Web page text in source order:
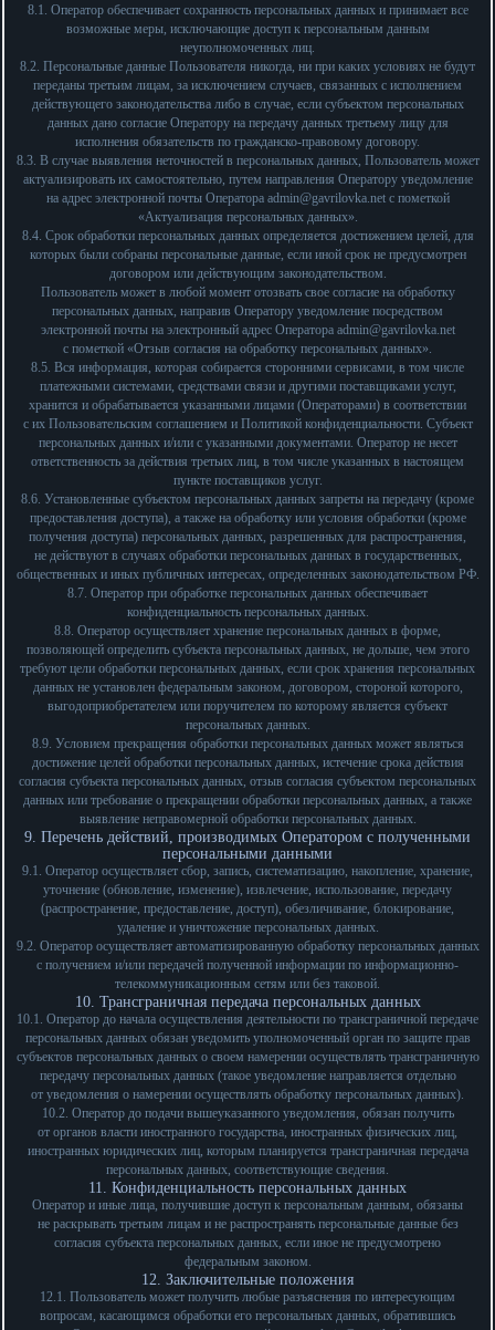
8.1. Оператор обеспечивает сохранность персональных данных и принимает все
возможные меры, исключающие доступ к персональным данным
неуполномоченных лиц.
8.2. Персональные данные Пользователя никогда, ни при каких условиях не будут
переданы третьим лицам, за исключением случаев, связанных с исполнением
действующего законодательства либо в случае, если субъектом персональных
данных дано согласие Оператору на передачу данных третьему лицу для
исполнения обязательств по гражданско-правовому договору.
8.3. В случае выявления неточностей в персональных данных, Пользователь может
актуализировать их самостоятельно, путем направления Оператору уведомление
на адрес электронной почты Оператора admin@gavrilovka.netс пометкой
«Актуализация персональных данных».
8.4. Срок обработки персональных данных определяется достижением целей, для
которых были собраны персональные данные, если иной срок не предусмотрен
договором или действующим законодательством.
Пользователь может в любой момент отозвать свое согласие на обработку
персональных данных, направив Оператору уведомление посредством
электронной почты на электронный адрес Оператора admin@gavrilovka.net
с пометкой «Отзыв согласия на обработку персональных данных».
8.5. Вся информация, которая собирается сторонними сервисами, в том числе
платежными системами, средствами связи и другими поставщиками услуг,
хранится и обрабатывается указанными лицами (Операторами) в соответствии
с их Пользовательским соглашением и Политикой конфиденциальности. Субъект
персональных данных и/или с указанными документами. Оператор не несет
ответственность за действия третьих лиц, в том числе указанных в настоящем
пункте поставщиков услуг.
8.6. Установленные субъектом персональных данных запреты на передачу (кроме
предоставления доступа), а также на обработку или условия обработки (кроме
получения доступа) персональных данных, разрешенных для распространения,
не действуют в случаях обработки персональных данных в государственных,
общественных и иных публичных интересах, определенных законодательством РФ.
8.7. Оператор при обработке персональных данных обеспечивает
конфиденциальность персональных данных.
8.8. Оператор осуществляет хранение персональных данных в форме,
позволяющей определить субъекта персональных данных, не дольше, чем этого
требуют цели обработки персональных данных, если срок хранения персональных
данных не установлен федеральным законом, договором, стороной которого,
выгодоприобретателем или поручителем по которому является субъект
персональных данных.
8.9. Условием прекращения обработки персональных данных может являться
достижение целей обработки персональных данных, истечение срока действия
согласия субъекта персональных данных, отзыв согласия субъектом персональных
данных или требование о прекращении обработки персональных данных, а также
выявление неправомерной обработки персональных данных.
9. Перечень действий, производимых Оператором с полученными
персональными данными
9.1. Оператор осуществляет сбор, запись, систематизацию, накопление, хранение,
уточнение (обновление, изменение), извлечение, использование, передачу
(распространение, предоставление, доступ), обезличивание, блокирование,
удаление и уничтожение персональных данных.
9.2. Оператор осуществляет автоматизированную обработку персональных данных
с получением и/или передачей полученной информации по информационно-
телекоммуникационным сетям или без таковой.
10. Трансграничная передача персональных данных
10.1. Оператор до начала осуществления деятельности по трансграничной передаче
персональных данных обязан уведомить уполномоченный орган по защите прав
субъектов персональных данных о своем намерении осуществлять трансграничную
передачу персональных данных (такое уведомление направляется отдельно
от уведомления о намерении осуществлять обработку персональных данных).
10.2. Оператор до подачи вышеуказанного уведомления, обязан получить
от органов власти иностранного государства, иностранных физических лиц,
иностранных юридических лиц, которым планируется трансграничная передача
персональных данных, соответствующие сведения.
11. Конфиденциальность персональных данных
Оператор и иные лица, получившие доступ к персональным данным, обязаны
не раскрывать третьим лицам и не распространять персональные данные без
согласия субъекта персональных данных, если иное не предусмотрено
федеральным законом.
12. Заключительные положения
12.1. Пользователь может получить любые разъяснения по интересующим
вопросам, касающимся обработки его персональных данных, обратившись